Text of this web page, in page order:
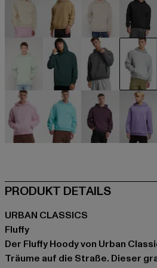
beige beige beige
grün grün grau grau
PRODUKT DETAILS
URBAN CLASSICS
Fluffy
Der Fluffy Hoody von Urban
Träume auf die Straße. Dieser